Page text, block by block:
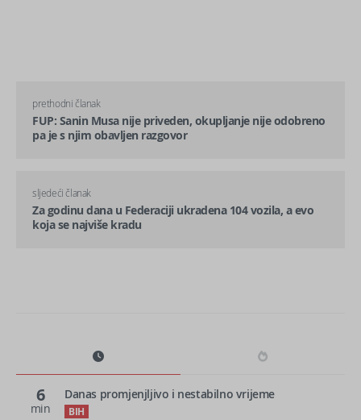
prethodni članak
FUP: Sanin Musa nije priveden, okupljanje nije odobreno
pa je s njim obavljen razgovor
sljedeći članak
Za godinu dana u Federaciji ukradena 104 vozila, a evo
koja se najviše kradu
6
min
Danas promjenjljivo i nestabilno vrijeme
BIH